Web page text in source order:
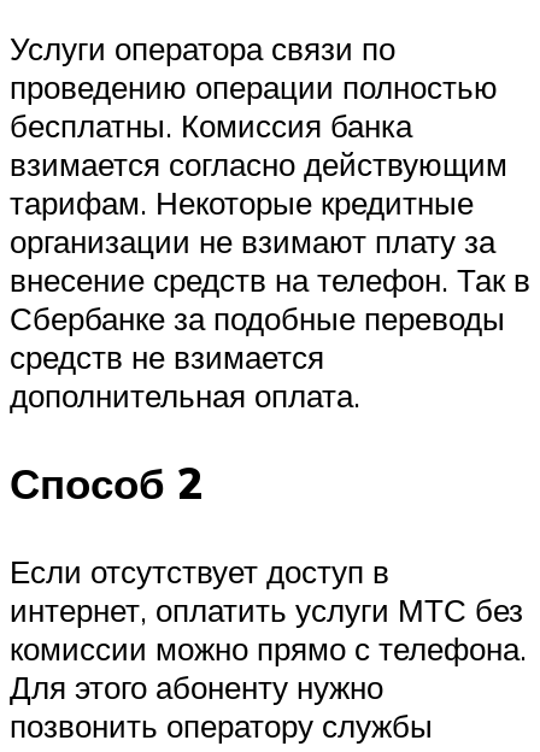
Услуги оператора связи по
проведению операции полностью
бесплатны. Комиссия банка
взимается согласно действующим
тарифам. Некоторые кредитные
организации не взимают плату за
внесение средств на телефон. Так в
Сбербанке за подобные переводы
средств не взимается
дополнительная оплата.
Способ 2
Если отсутствует доступ в
интернет, оплатить услуги МТС без
комиссии можно прямо с телефона.
Для этого абоненту нужно
позвонить оператору службы